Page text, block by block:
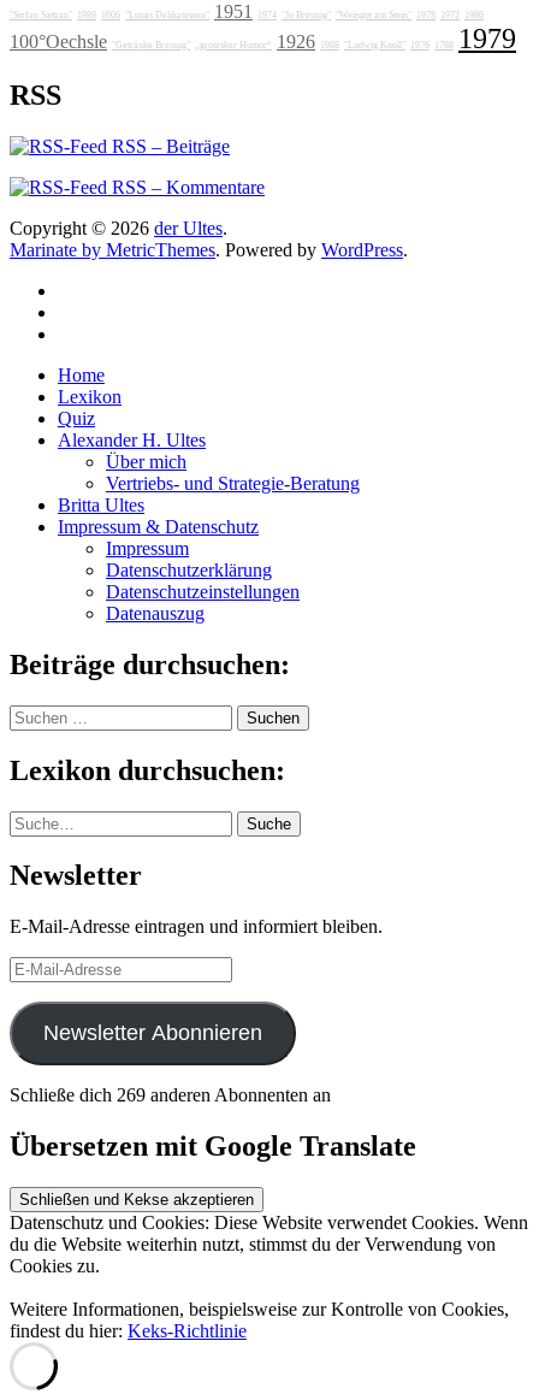
"Stefan Sattran" 1989 1606 "Lunas Delikatessen" 1951 1974 "Jo Breunig" "Weingut am Stein" 1978 1972 1986
100°Oechsle "Getränke Breunig" „grotesker Humor“ 1926 1988 "Ludwig Knoll" 1976 1788
1979
RSS
RSS – Beiträge
RSS – Kommentare
Copyright © 2026 der Ultes.
Marinate by MetricThemes. Powered by WordPress.
Home
Lexikon
Quiz
Alexander H. Ultes
Über mich
Vertriebs- und Strategie-Beratung
Britta Ultes
Impressum & Datenschutz
Impressum
Datenschutzerklärung
Datenschutzeinstellungen
Datenauszug
Beiträge durchsuchen:
Suchen
nach:
Lexikon durchsuchen:
Suche Suche
Newsletter
E-Mail-Adresse eintragen und informiert bleiben.
E-
Mail-
Adresse
Newsletter Abonnieren
Schließe dich 269 anderen Abonnenten an
Übersetzen mit Google Translate
Datenschutz und Cookies: Diese Website verwendet Cookies. Wenn
du die Website weiterhin nutzt, stimmst du der Verwendung von
Cookies zu.
Weitere Informationen, beispielsweise zur Kontrolle von Cookies,
findest du hier: Keks-Richtlinie